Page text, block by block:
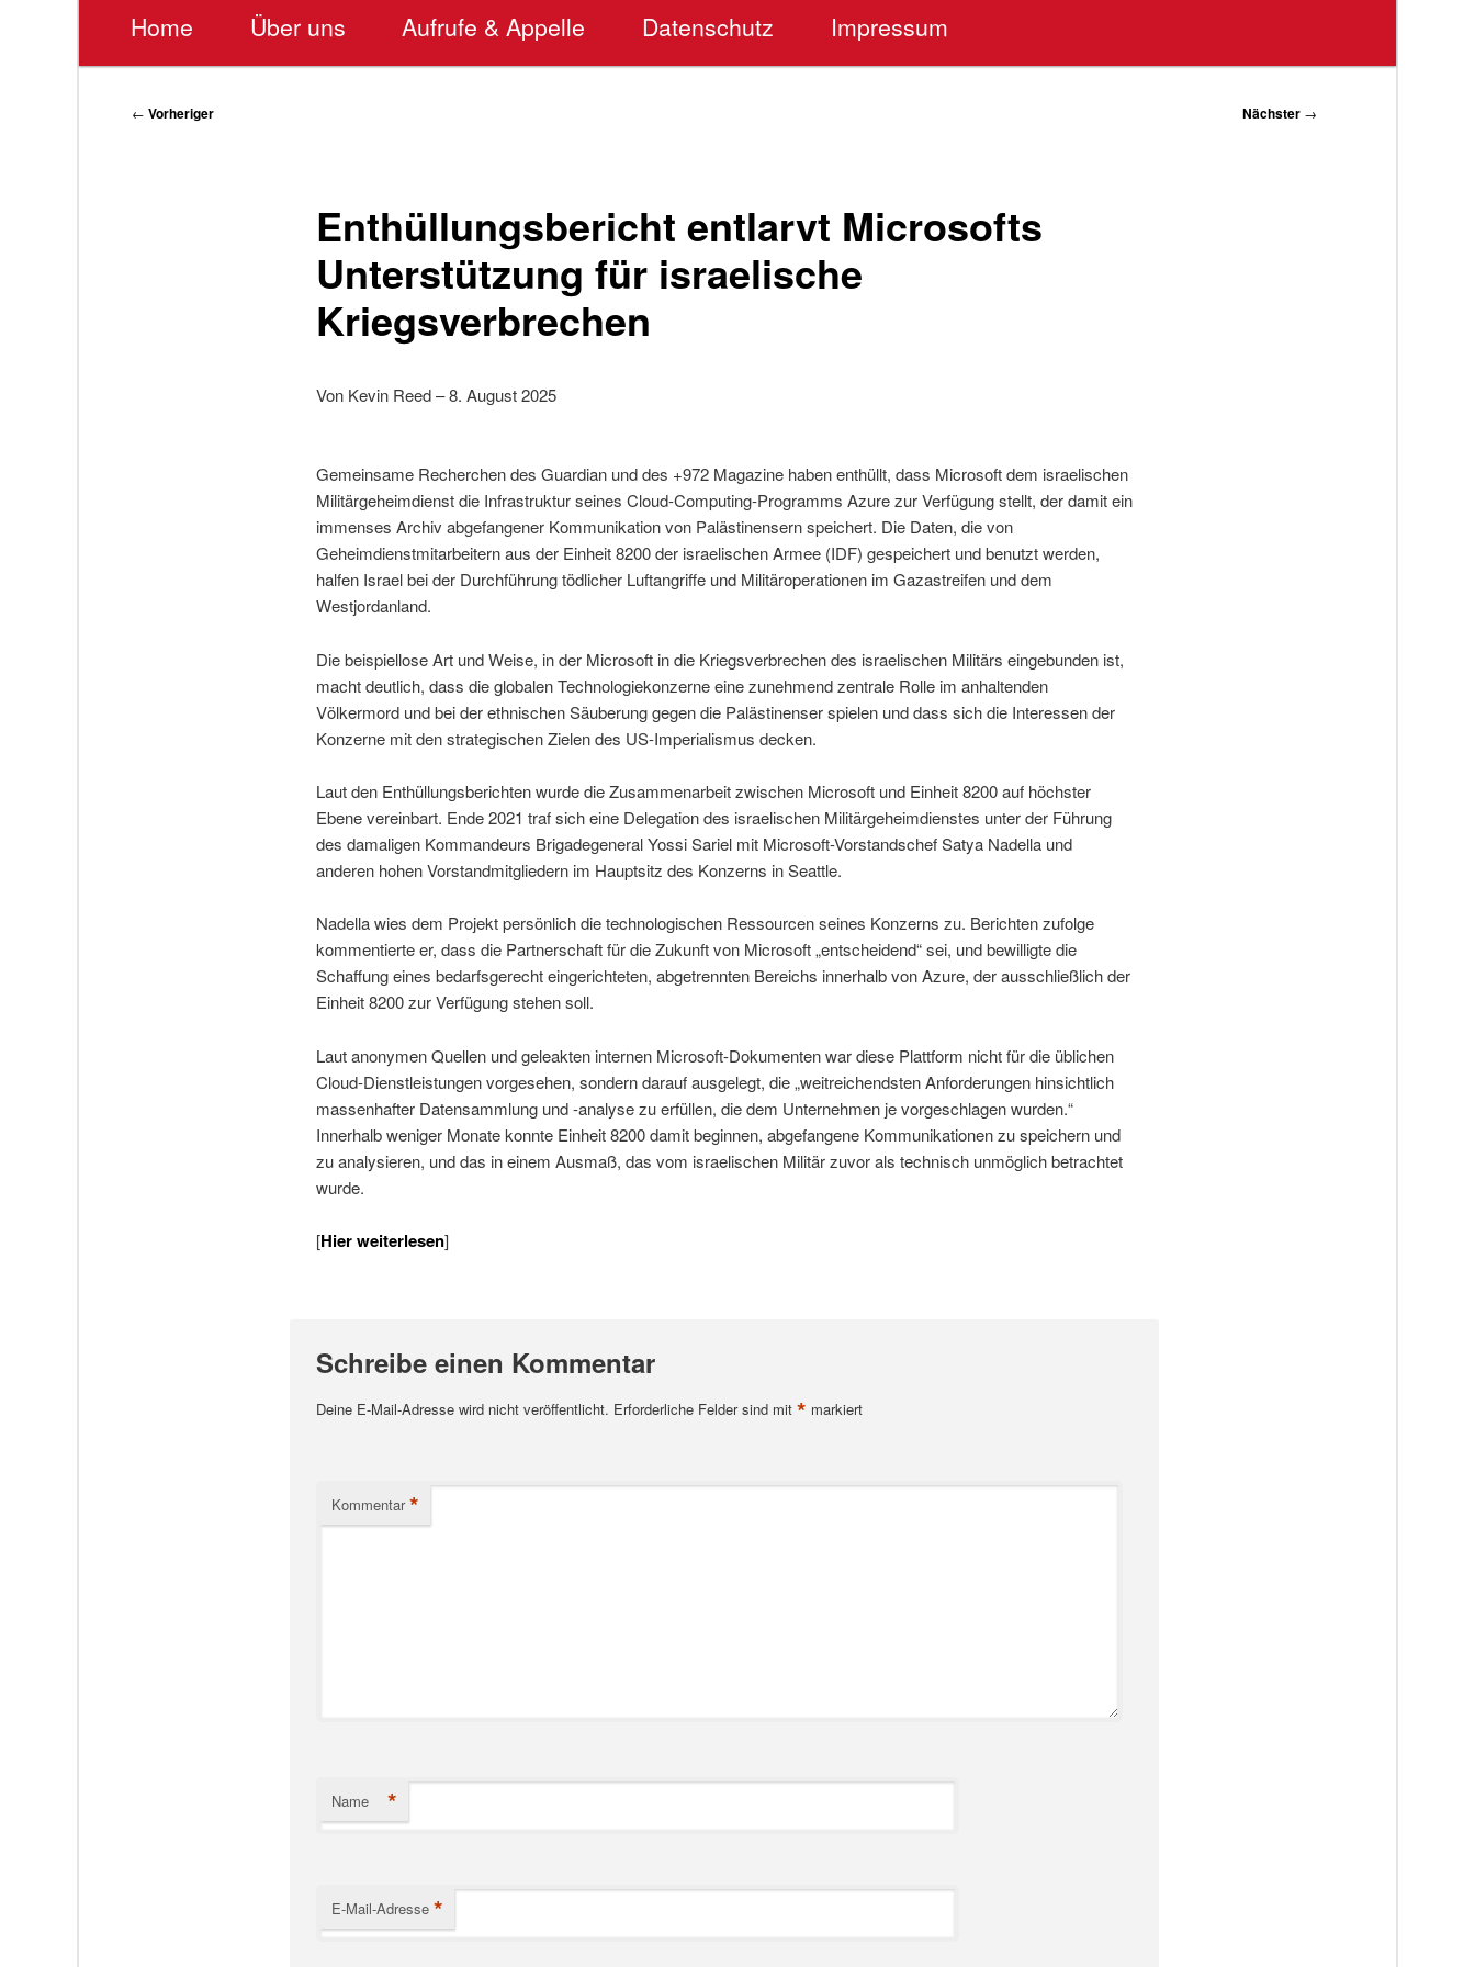
Home Über uns Aufrufe & Appelle Datenschutz Impressum
Beitragsnavigation
← Vorheriger Nächster →
Enthüllungsbericht entlarvt Microsofts
Unterstützung für israelische
Kriegsverbrechen
Von Kevin Reed – 8. August 2025
Gemeinsame Recherchen des Guardian und des +972 Magazine haben enthüllt, dass Microsoft dem israelischen
Militärgeheimdienst die Infrastruktur seines Cloud-Computing-Programms Azure zur Verfügung stellt, der damit ein
immenses Archiv abgefangener Kommunikation von Palästinensern speichert. Die Daten, die von
Geheimdienstmitarbeitern aus der Einheit 8200 der israelischen Armee (IDF) gespeichert und benutzt werden,
halfen Israel bei der Durchführung tödlicher Luftangriffe und Militäroperationen im Gazastreifen und dem
Westjordanland.
Die beispiellose Art und Weise, in der Microsoft in die Kriegsverbrechen des israelischen Militärs eingebunden ist,
macht deutlich, dass die globalen Technologiekonzerne eine zunehmend zentrale Rolle im anhaltenden
Völkermord und bei der ethnischen Säuberung gegen die Palästinenser spielen und dass sich die Interessen der
Konzerne mit den strategischen Zielen des US-Imperialismus decken.
Laut den Enthüllungsberichten wurde die Zusammenarbeit zwischen Microsoft und Einheit 8200 auf höchster
Ebene vereinbart. Ende 2021 traf sich eine Delegation des israelischen Militärgeheimdienstes unter der Führung
des damaligen Kommandeurs Brigadegeneral Yossi Sariel mit Microsoft-Vorstandschef Satya Nadella und
anderen hohen Vorstandmitgliedern im Hauptsitz des Konzerns in Seattle.
Nadella wies dem Projekt persönlich die technologischen Ressourcen seines Konzerns zu. Berichten zufolge
kommentierte er, dass die Partnerschaft für die Zukunft von Microsoft „entscheidend“ sei, und bewilligte die
Schaffung eines bedarfsgerecht eingerichteten, abgetrennten Bereichs innerhalb von Azure, der ausschließlich der
Einheit 8200 zur Verfügung stehen soll.
Laut anonymen Quellen und geleakten internen Microsoft-Dokumenten war diese Plattform nicht für die üblichen
Cloud-Dienstleistungen vorgesehen, sondern darauf ausgelegt, die „weitreichendsten Anforderungen hinsichtlich
massenhafter Datensammlung und -analyse zu erfüllen, die dem Unternehmen je vorgeschlagen wurden.“
Innerhalb weniger Monate konnte Einheit 8200 damit beginnen, abgefangene Kommunikationen zu speichern und
zu analysieren, und das in einem Ausmaß, das vom israelischen Militär zuvor als technisch unmöglich betrachtet
wurde.
[Hier weiterlesen]
Schreibe einen Kommentar
Deine E-Mail-Adresse wird nicht veröffentlicht. Erforderliche Felder sind mit * markiert
Kommentar *
Name *
E-Mail-Adresse *